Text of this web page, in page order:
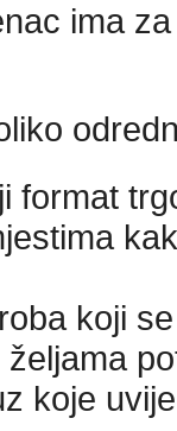
ima
format
koji
koje